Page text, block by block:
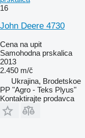
16
John Deere 4730
Cena na upit
Samohodna prskalica
2013
2.450 m/č
Ukrajina, Brodetskoe
PP "Agro - Teks Plyus"
Kontaktirajte prodavca